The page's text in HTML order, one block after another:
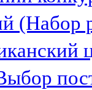
(Набор